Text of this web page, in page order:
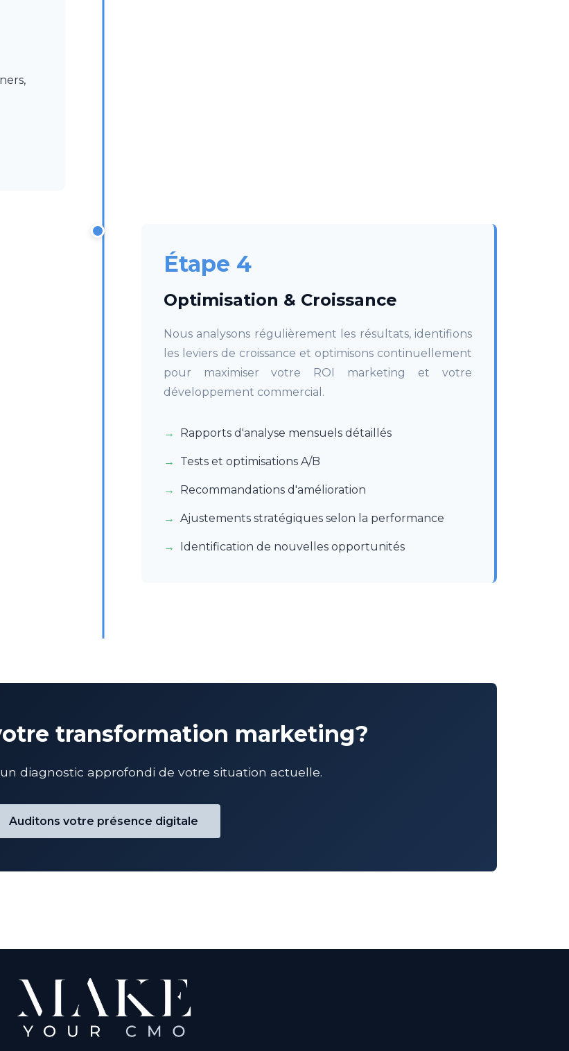
Étape 4
Optimisation & Croissance
Nous analysons régulièrement les résultats, identifions
les leviers de croissance et optimisons continuellement
pour maximiser votre ROI marketing et votre
développement commercial.
Rapports d'analyse mensuels détaillés
Tests et optimisations A/B
Recommandations d'amélioration
Ajustements stratégiques selon la performance
Identification de nouvelles opportunités
transformation marketing?
diagnostic approfondi de votre situation actuelle.
Auditons votre présence digitale